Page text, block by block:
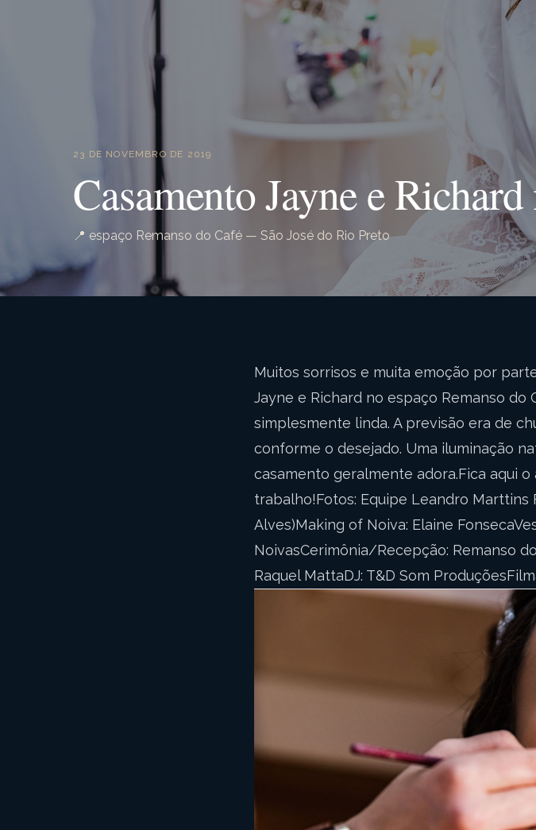
23 DE NOVEMBRO DE 2019
Casamento Jayne e
📍 espaço Remanso do Café — São José do Rio Preto
Muitos sorrisos e muita emoção por
Jayne e Richard no espaço Remanso do
simplesmente linda. A previsão era de
conforme o desejado. Uma iluminação
casamento geralmente adora.Fica aqui
trabalho!Fotos: Equipe Leandro
Alves)Making of Noiva: Elaine
NoivasCerimônia/Recepção: Remanso
Raquel MattaDJ: T&D Som